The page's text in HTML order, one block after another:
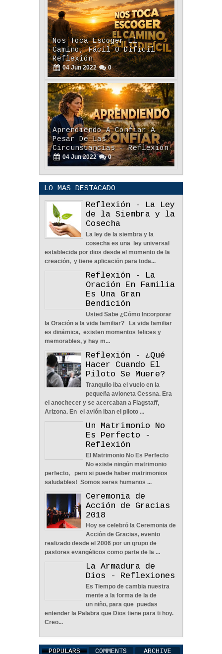
Nos Toca Escoger El
Camino, Fácil O Difícil -
Reflexión
04 Jun 2022 0
Aprendiendo A Confiar A
Pesar De Las
Circunstancias - Reflexión
04 Jun 2022 0
En Busca De La Pareja
Adecuada - Reflexión
2022 0
Una Familia Unida Es
Importante - Reflexión
12 May 2026 0
Una Pareja Que Ora Unida.
- Reflexión
2026 0
Tiempo, Lealtad y
Honestidad - Reflexión
12 May 2026
El Poder De Un Abrazo. -
Reflexión
2026 0
LO MAS DESTACADO
Reflexión - La Ley
de la Siembra y la
Cosecha
La ley de la siembra y la
cosecha es una ley universal
establecida por dios desde el momento de la
creación, y tiene aplicación para toda...
Reflexión - La
Oración En Familia
Es Una Gran
Bendición
Usted Sabe ¿Cómo Incorporar
la Oración a la vida familiar? La vida familiar
es dinámica, existen momentos felices y
memorables, y hay m...
Reflexión - ¿Qué
Hacer Cuando El
Piloto Se Muere?
Tranquilo iba el vuelo en la
pequeña avioneta Cessna. Era
el anochecer y se acercaban a Flagstaff,
Arizona. En el avión iban el piloto ...
Un Matrimonio No
Es Perfecto -
Reflexión
El Matrimonio No Es Perfecto
No existe ningún matrimonio
perfecto, pero si puede haber matrimonios
saludables! Somos seres humanos ...
Ceremonia de
Acción de Gracias
2018
Hoy se celebró la Ceremonia de
Acción de Gracias, evento
realizado desde el 2006 por un grupo de
pastores evangélicos como parte de la ...
La Armadura de
Dios - Reflexiones
Es Tiempo de cambia nuestra
mente a la forma de la de
un niño, para que puedas
entender la Palabra que Dios tiene para ti hoy.
Creo...
POPULARS COMMENTS ARCHIVE